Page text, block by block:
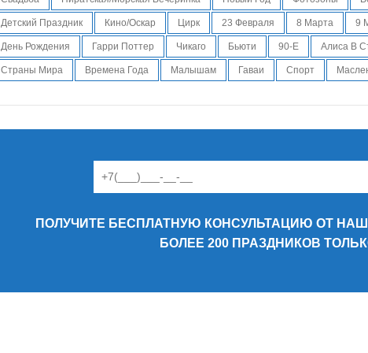
Детский Праздник Кино/Оскар Цирк 23 Февраля 8 Марта 9
День Рождения Гарри Поттер Чикаго Бьюти 90-Е Алиса В
Страны Мира Времена Года Малышам Гаваи Спорт
ПОЛУЧИТЕ БЕСПЛАТНУЮ КОНСУЛЬТАЦИЮ ОТ
БОЛЕЕ 200 ПРАЗДНИКОВ